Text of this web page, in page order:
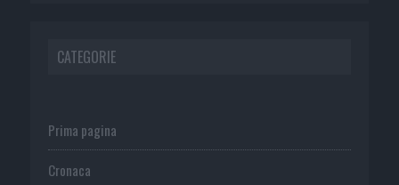
CATEGORIE
Prima pagina
Cronaca